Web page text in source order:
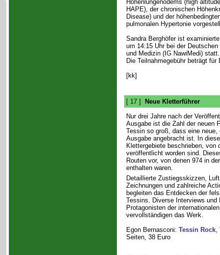
Höhenlungenödems (high
HAPE), der chronischen
Disease) und der
pulmonalen Hypertonie
Sandra Berghöfer ist
um 14:15 Uhr bei der
und Medizin (IG NawiMedi)
Die Teilnahmegebühr beträgt für
[kk]
[ 17 ]
Neue Kletterführer
Nur drei Jahre nach der
Ausgabe ist die Zahl der neuen
Tessin so groß, dass eine neue,
Ausgabe angebracht ist. In
Klettergebiete beschrieben, von
veröffentlicht worden sind.
Routen vor, von denen 974 in
enthalten waren.
Detaillierte Zustiegsskizzen,
Zeichnungen und zahlreiche
begleiten das Entdecken der
Tessins. Diverse Interviews und
Protagonisten der
vervollständigen das Werk.
Egon Bernasconi: Tessin Rock,
Seiten, 38 Euro